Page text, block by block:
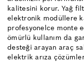
kalitesini korur. Yağ
elektronik modüllere
profesyonelce monte
ömürlü kullanım da
desteği arayan araç
elektrik arıza